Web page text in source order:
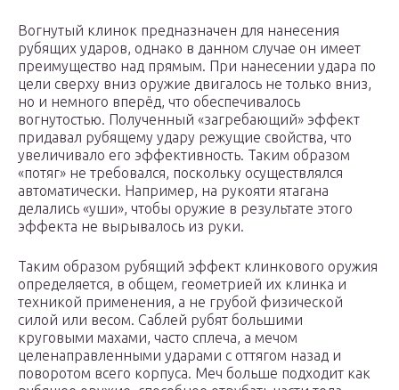
Вогнутый клинок предназначен для нанесения
рубящих ударов, однако в данном случае он имеет
преимущество над прямым. При нанесении удара по
цели сверху вниз оружие двигалось не только вниз,
но и немного вперёд, что обеспечивалось
вогнутостью. Полученный «загребающий» эффект
придавал рубящему удару режущие свойства, что
увеличивало его эффективность. Таким образом
«потяг» не требовался, поскольку осуществлялся
автоматически. Например, на рукояти ятагана
делались «уши», чтобы оружие в результате этого
эффекта не вырывалось из руки.
Таким образом рубящий эффект клинкового оружия
определяется, в общем, геометрией их клинка и
техникой применения, а не грубой физической
силой или весом. Саблей рубят большими
круговыми махами, часто сплеча, а мечом
целенаправленными ударами с оттягом назад и
поворотом всего корпуса. Меч больше подходит как